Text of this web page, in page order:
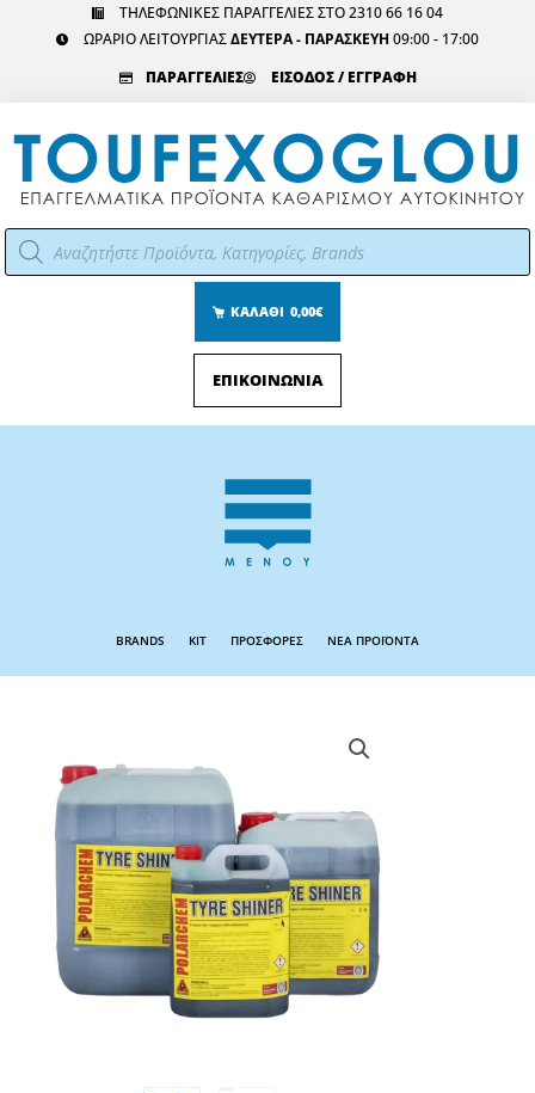
ΤΗΛΕΦΩΝΙΚΕΣ ΠΑΡΑΓΓΕΛΙΕΣ ΣΤΟ 2310 66 16 04
ΩΡΑΡΙΟ ΛΕΙΤΟΥΡΓΙΑΣΔΕΥΤΕΡΑ - ΠΑΡΑΣΚΕΥΗ 09:00 - 17:00
ΠΑΡΑΓΓΕΛΙΕΣ
ΕΙΣΟΔΟΣ / ΕΓΓΡΑΦΗ
Αναζήτηση
προϊόντων
ΚΑΛΑΘΙ 0,00€
ΕΠΙΚΟΙΝΩΝΙΑ
Menu
BRANDS KIT ΠΡΟΣΦΟΡΕΣ ΝΕΑ ΠΡΟΪΟΝΤΑ